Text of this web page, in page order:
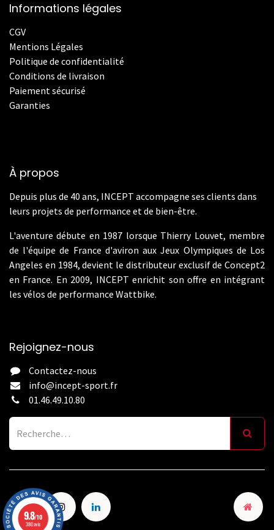
Informations légales
CGV
Mentions Légales
Politique de confidentialité
Conditions de livraison
Paiement sécurisé
Garanties
À propos
Depuis plus de 40 ans, INCEPT accompagne ses clients dans
leurs projets de performance et de bien-être.
L'aventure débute en 1987 lorsque Thierry Louvet, membre
de l'équipe de France d'aviron aux Jeux Olympiques de Los
Angeles en 1984, devient le distributeur exclusif de Concept2
en France. En 2009, INCEPT enrichit son offre en intégrant
les vélos de performance Wattbike.
Rejoignez-nous
Contactez-nous
info@incept-sport.fr
01.46.49.10.80
9.8/10
380 avis